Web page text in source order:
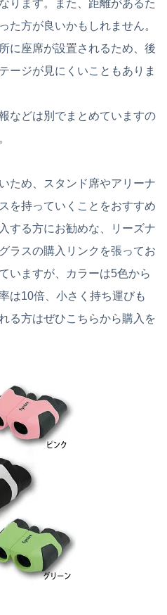
ります。また、距離があるた
た方が良いかもしれません。
に座席が設置されるため、後
ージが見にくいこともありま
などは別でまとめていますの
ため、スタンド席やアリーナ
を持っていくことをおすすめ
する方にお勧めな、リーズナ
ラスの購入リンクを張ってお
いますが、カラーは5色から
は10倍、小さく持ち運びも
る方はぜひこちらから購入を